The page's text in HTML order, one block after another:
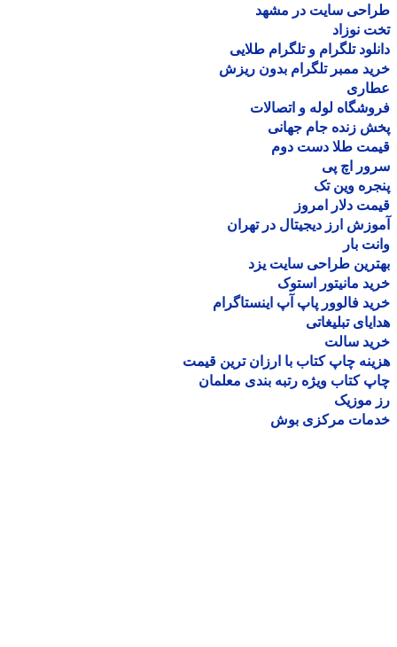
سایت در مشهد
نوزاد
تلگرام و تلگرام طلایی
ممبر تلگرام بدون ریزش
لوله و اتصالات
زنده جام جهانی
طلا دست دوم
اچ پی
وین تک
دلار امروز
ارز دیجیتال در تهران
بار
طراحی سایت یزد
مانیتور استوک
فالوور پاپ آپ اینستاگرام
تبلیغاتی
سالت
چاپ کتاب با ارزان ترین قیمت
کتاب ویژه رتبه بندی معلمان
موزیک
مرکزی بوش